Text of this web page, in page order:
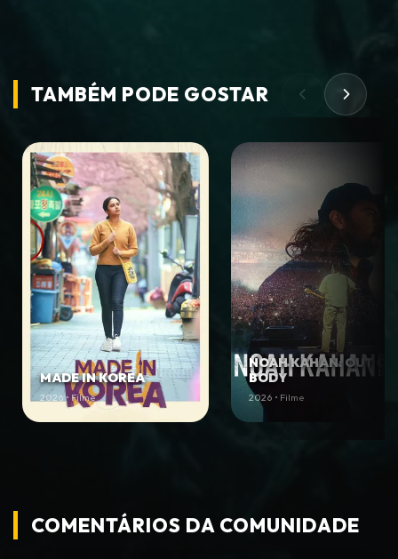
TAMBÉM PODE GOSTAR
MADE IN KOREA
2026 • Filme
NOAH KAHAN: OUT OF
BODY
2026 • Filme
COMENTÁRIOS DA COMUNIDADE